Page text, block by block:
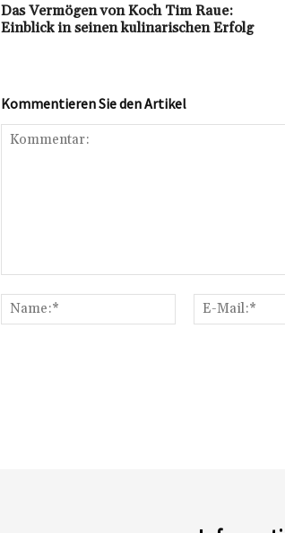
Das Vermögen von Koch Tim Raue:
Einblick in seinen kulinarischen Erfolg
Kommentieren Sie den Artikel
Name:*